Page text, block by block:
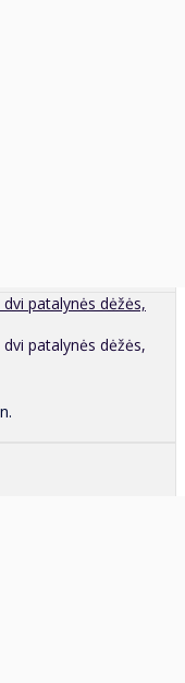
patalynės dėžės,
patalynės dėžės,